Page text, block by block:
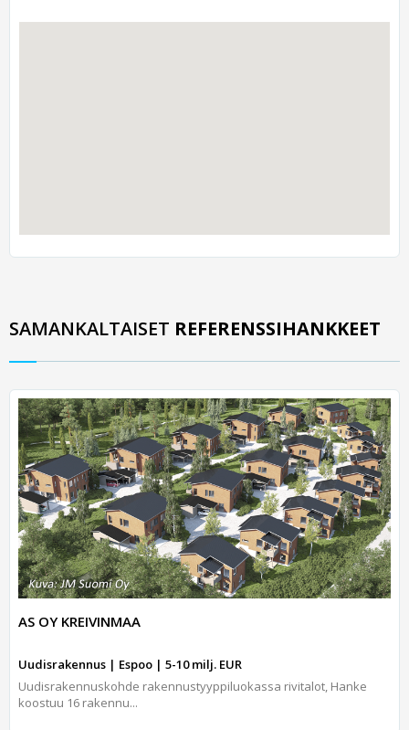
SAMANKALTAISET REFERENSSIHANKKEET
AS OY KREIVINMAA
Uudisrakennus | Espoo | 5-10 milj. EUR
Uudisrakennuskohde rakennustyyppiluokassa rivitalot, Hanke
koostuu 16 rakennu...